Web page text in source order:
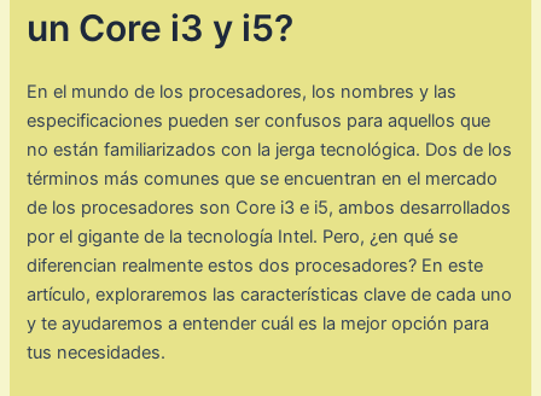
un Core i3 y i5?
En el mundo de los procesadores, los nombres y las
especificaciones pueden ser confusos para aquellos que
no están familiarizados con la jerga tecnológica. Dos de los
términos más comunes que se encuentran en el mercado
de los procesadores son Core i3 e i5, ambos desarrollados
por el gigante de la tecnología Intel. Pero, ¿en qué se
diferencian realmente estos dos procesadores? En este
artículo, exploraremos las características clave de cada uno
y te ayudaremos a entender cuál es la mejor opción para
tus necesidades.